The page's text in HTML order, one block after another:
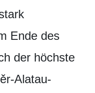
Ende des
der höchste
Alatau-